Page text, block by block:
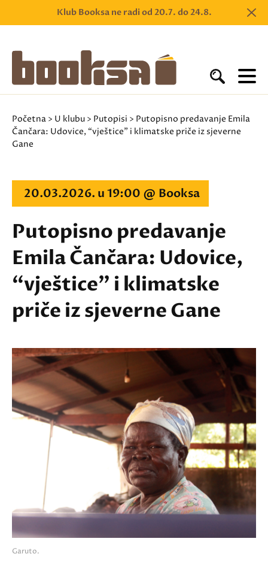
Klub Booksa ne radi od 20.7. do 24.8.
Početna > U klubu > Putopisi > Putopisno predavanje Emila
Čančara: Udovice, “vještice” i klimatske priče iz sjeverne
Gane
20.03.2026. u 19:00 @ Booksa
Putopisno predavanje
Emila Čančara: Udovice,
“vještice” i klimatske
priče iz sjeverne Gane
Garuto.